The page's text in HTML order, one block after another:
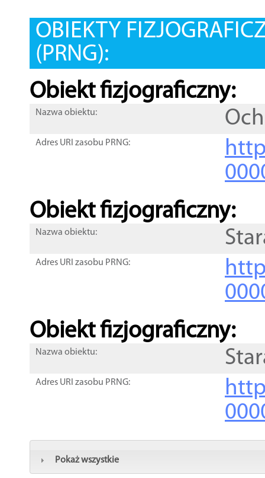
OBIEKTY
(PRNG):
Obiekt fizjograficzny:
Nazwa obiektu:
Adres URI zasobu PRNG:
Obiekt fizjograficzny:
Nazwa obiektu:
Adres URI zasobu PRNG:
Obiekt fizjograficzny:
Nazwa obiektu:
Adres URI zasobu PRNG:
Pokaż wszystkie